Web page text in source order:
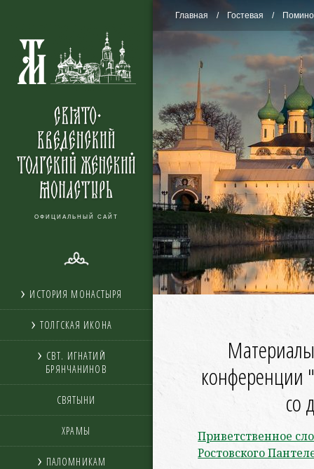
ОФИЦИАЛЬНЫЙ САЙТ
ИСТОРИЯ МОНАСТЫРЯ
ТОЛГСКАЯ ИКОНА
СВТ. ИГНАТИЙ
БРЯНЧАНИНОВ
СВЯТЫНИ
ХРАМЫ
ПАЛОМНИКАМ
Главная Гостевая
конференции
со
Приветственное
Ростовского